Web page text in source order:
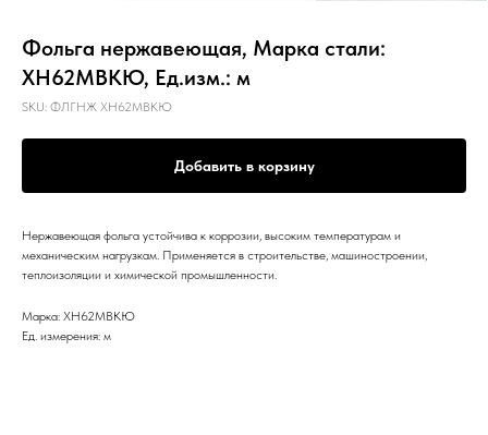
Фольга нержавеющая, Марка стали:
ХН62МВКЮ, Ед.изм.: м
SKU: ФЛГНЖ ХН62МВКЮ
Добавить в корзину
Нержавеющая фольга устойчива к коррозии, высоким температурам и
механическим нагрузкам. Применяется в строительстве, машиностроении,
теплоизоляции и химической промышленности.
Марка: ХН62МВКЮ
Ед. измерения: м